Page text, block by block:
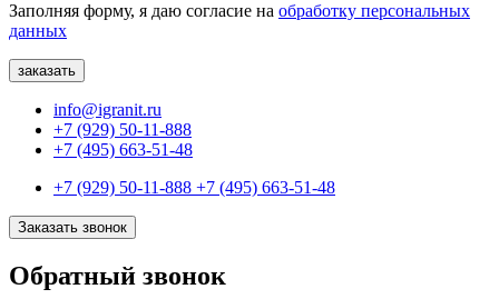
Заполняя форму, я даю согласие на обработку персональных
данных
info@igranit.ru
+7 (929) 50-11-888
+7 (495) 663-51-48
+7 (929) 50-11-888 +7 (495) 663-51-48
Заказать звонок
Обратный звонок